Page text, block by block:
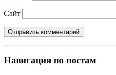
Сайт
Навигация по постам